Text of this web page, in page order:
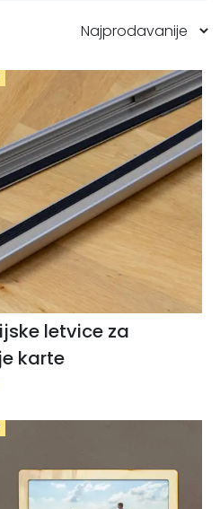
letvice za
karte